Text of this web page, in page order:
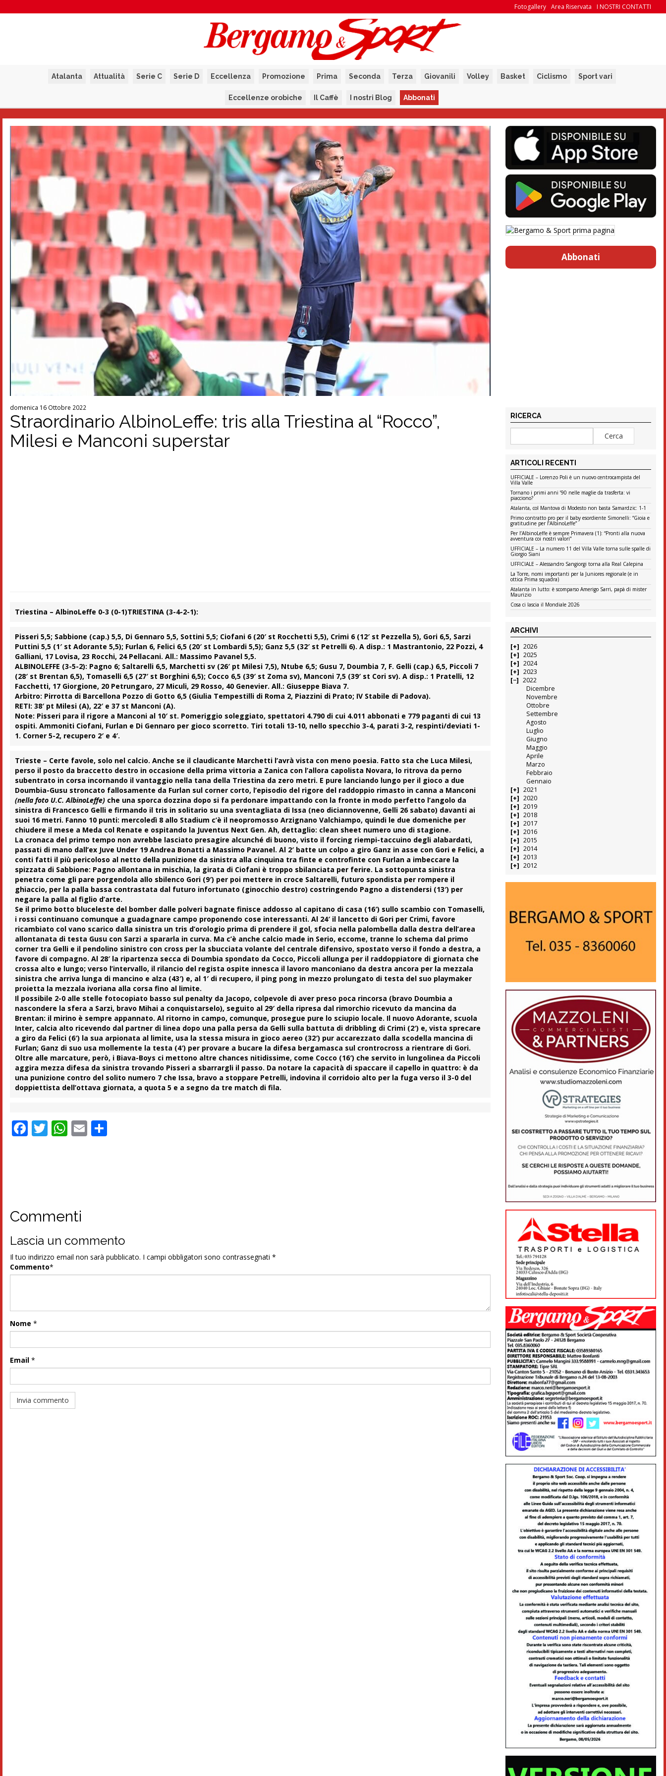
I NOSTRI CONTATTI
Area Riservata
Fotogallery
Atalanta Attualità Serie C Serie D Eccellenza Promozione Prima Seconda Terza Giovanili Volley Basket Ciclismo Sport vari
Eccellenze orobiche Il Caffè I nostri Blog Abbonati
domenica 16 Ottobre 2022
Straordinario AlbinoLeffe: tris alla Triestina al “Rocco”,
Milesi e Manconi superstar
Triestina – AlbinoLeffe 0-3 (0-1)TRIESTINA (3-4-2-1):
Pisseri 5,5; Sabbione (cap.) 5,5, Di Gennaro 5,5, Sottini 5,5; Ciofani 6 (20′ st Rocchetti 5,5), Crimi 6 (12′ st Pezzella 5), Gori 6,5, Sarzi
Puttini 5,5 (1′ st Adorante 5,5); Furlan 6, Felici 6,5 (20′ st Lombardi 5,5); Ganz 5,5 (32′ st Petrelli 6). A disp.: 1 Mastrantonio, 22 Pozzi, 4
Galliani, 17 Lovisa, 23 Rocchi, 24 Pellacani. All.: Massimo Pavanel 5,5.
ALBINOLEFFE (3-5-2): Pagno 6; Saltarelli 6,5, Marchetti sv (26′ pt Milesi 7,5), Ntube 6,5; Gusu 7, Doumbia 7, F. Gelli (cap.) 6,5, Piccoli 7
(28′ st Brentan 6,5), Tomaselli 6,5 (27′ st Borghini 6,5); Cocco 6,5 (39′ st Zoma sv), Manconi 7,5 (39′ st Cori sv). A disp.: 1 Pratelli, 12
Facchetti, 17 Giorgione, 20 Petrungaro, 27 Miculi, 29 Rosso, 40 Genevier. All.: Giuseppe Biava 7.
Arbitro: Pirrotta di Barcellona Pozzo di Gotto 6,5 (Giulia Tempestilli di Roma 2, Piazzini di Prato; IV Stabile di Padova).
RETI: 38′ pt Milesi (A), 22′ e 37 st Manconi (A).
Note: Pisseri para il rigore a Manconi al 10′ st. Pomeriggio soleggiato, spettatori 4.790 di cui 4.011 abbonati e 779 paganti di cui 13
ospiti. Ammoniti Ciofani, Furlan e Di Gennaro per gioco scorretto. Tiri totali 13-10, nello specchio 3-4, parati 3-2, respinti/deviati 1-
1. Corner 5-2, recupero 2′ e 4′.
Trieste – Certe favole, solo nel calcio. Anche se il claudicante Marchetti l’avrà vista con meno poesia. Fatto sta che Luca Milesi,
perso il posto da braccetto destro in occasione della prima vittoria a Zanica con l’allora capolista Novara, lo ritrova da perno
subentrato in corsa incornando il vantaggio nella tana della Triestina da zero metri. E pure lanciando lungo per il gioco a due
Doumbia-Gusu stroncato fallosamente da Furlan sul corner corto, l’episodio del rigore del raddoppio rimasto in canna a Manconi
(nella foto U.C. AlbinoLeffe) che una sporca dozzina dopo si fa perdonare impattando con la fronte in modo perfetto l’angolo da
sinistra di Francesco Gelli e firmando il tris in solitario su una sventagliata di Issa (neo diciannovenne, Gelli 26 sabato) davanti ai
suoi 16 metri. Fanno 10 punti: mercoledì 8 allo Stadium c’è il neopromosso Arzignano Valchiampo, quindi le due domeniche per
chiudere il mese a Meda col Renate e ospitando la Juventus Next Gen. Ah, dettaglio: clean sheet numero uno di stagione.
La cronaca del primo tempo non avrebbe lasciato presagire alcunché di buono, visto il forcing riempi-taccuino degli alabardati,
passati di mano dall’ex Juve Under 19 Andrea Bonatti a Massimo Pavanel. Al 2′ batte un colpo a giro Ganz in asse con Gori e Felici, a
conti fatti il più pericoloso al netto della punizione da sinistra alla cinquina tra finte e controfinte con Furlan a imbeccare la
spizzata di Sabbione: Pagno allontana in mischia, la girata di Ciofani è troppo sbilanciata per ferire. La sottopunta sinistra
penetra come gli pare porgendola allo sbilenco Gori (9′) per poi mettere in croce Saltarelli, futuro spondista per rompere il
ghiaccio, per la palla bassa contrastata dal futuro infortunato (ginocchio destro) costringendo Pagno a distendersi (13′) per
negare la palla al figlio d’arte.
Se il primo botto bluceleste del bomber dalle polveri bagnate finisce addosso al capitano di casa (16′) sullo scambio con Tomaselli,
i rossi continuano comunque a guadagnare campo proponendo cose interessanti. Al 24′ il lancetto di Gori per Crimi, favore
ricambiato col vano scarico dalla sinistra un tris d’orologio prima di prendere il gol, sfocia nella palombella dalla destra dell’area
allontanata di testa Gusu con Sarzi a spararla in curva. Ma c’è anche calcio made in Serio, eccome, tranne lo schema dal primo
corner tra Gelli e il pendolino sinistro con cross per la sbucciata volante del centrale difensivo, spostato verso il fondo a destra, a
favore di compagno. Al 28′ la ripartenza secca di Doumbia spondato da Cocco, Piccoli allunga per il raddoppiatore di giornata che
crossa alto e lungo; verso l’intervallo, il rilancio del regista ospite innesca il lavoro manconiano da destra ancora per la mezzala
sinistra che arriva lunga di mancino e alza (43′) e, al 1′ di recupero, il ping pong in mezzo prolungato di testa del suo playmaker
proietta la mezzala ivoriana alla corsa fino al limite.
Il possibile 2-0 alle stelle fotocopiato basso sul penalty da Jacopo, colpevole di aver preso poca rincorsa (bravo Doumbia a
nascondere la sfera a Sarzi, bravo Mihai a conquistarselo), seguito al 29′ della ripresa dal rimorchio ricevuto da mancina da
Brentan: il mirino è sempre appannato. Al ritorno in campo, comunque, prosegue pure lo sciupio locale. Il nuovoAdorante, scuola
Inter, calcia alto ricevendo dal partner di linea dopo una palla persa da Gelli sulla battuta di dribbling di Crimi (2′) e, vista sprecare
a giro da Felici (6′) la sua arpionata al limite, usa la stessa misura in gioco aereo (32′) pur accarezzato dalla scodella mancina di
Furlan; Ganz di suo usa mollemente la testa (4′) per provare a bucare la difesa bergamasca sul crontrocross a rientrare di Gori.
Oltre alle marcature, però, i Biava-Boys ci mettono altre chances nitidissime, come Cocco (16′) che servito in lungolinea da Piccoli
aggira mezza difesa da sinistra trovando Pisseri a sbarrargli il passo. Da notare la capacità di spaccare il capello in quattro: è da
una punizione contro del solito numero 7 che Issa, bravo a stoppare Petrelli, indovina il corridoio alto per la fuga verso il 3-0 del
doppiettista dell’ottava giornata, a quota5 e a segno da tre match di fila.
Facebook
Twitter
WhatsApp
Email
Commenti
Lascia un commento
Il tuo indirizzo email non sarà pubblicato. I campi obbligatori sono contrassegnati*
Commento*
Nome *
Email *
Abbonati
RICERCA
ARTICOLI RECENTI
UFFICIALE – Lorenzo Poli è un nuovo centrocampista del
Villa Valle
Tornano i primi anni ’90 nelle maglie da trasferta: vi
piacciono?
Atalanta, col Mantova di Modesto non basta Samardzic: 1-1
Primo contratto pro per il baby esordiente Simonelli: “Gioia e
gratitudine per l’AlbinoLeffe”
Per l’AlbinoLeffe è sempre Primavera (1): “Pronti alla nuova
avventura coi nostri valori”
UFFICIALE – La numero 11 del Villa Valle torna sulle spalle di
Giorgio Siani
UFFICIALE – Alessandro Sangiorgi torna alla Real Calepina
La Torre, nomi importanti per la Juniores regionale (e in
ottica Prima squadra)
Atalanta in lutto: è scomparso Amerigo Sarri, papà di mister
Maurizio
Cosa ci lascia il Mondiale 2026
ARCHIVI
2026
2025
2024
2023
2022
Dicembre
Novembre
Ottobre
Settembre
Agosto
Luglio
Giugno
Maggio
Aprile
Marzo
Febbraio
Gennaio
2021
2020
2019
2018
2017
2016
2015
2014
2013
2012